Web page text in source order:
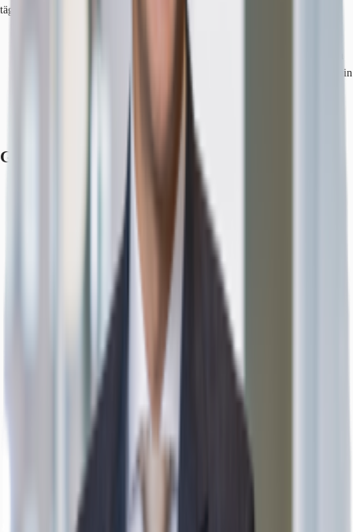
täglichen Bedarfs befinden sich in der Nähe.
Hauptbahnhof, Hauptbahnhof, Fahrzeit: 5 min
Straßenbahn/Tram, Propsthof Nord Linien 16, 18, 63, Gehzeit: 6 min
Bus, Bonn Gerhard-Domagk-Straße Linien 631, 632, E, Gehzeit: 1 min
Bundesautobahn, A 555, Fahrzeit: 5 min
Flughafen, Köln/Bonn, Fahrzeit: 22 min
Grundrisse